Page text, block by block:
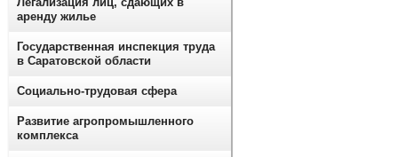
аренду жилье
Государственная инспекция труда
в Саратовской области
Социально-трудовая сфера
Развитие агропромышленного
комплекса